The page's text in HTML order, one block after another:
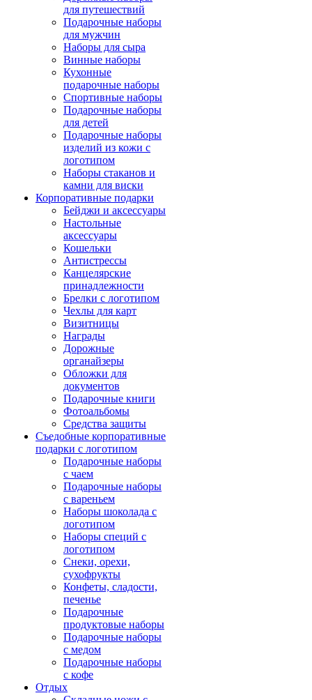
для путешествий
Подарочные наборы
для мужчин
Наборы для сыра
Винные наборы
Кухонные
подарочные наборы
Спортивные наборы
Подарочные наборы
для детей
Подарочные наборы
изделий из кожи с
логотипом
Наборы стаканов и
камни для виски
Корпоративные подарки
Бейджи и аксессуары
Настольные
аксессуары
Кошельки
Антистрессы
Канцелярские
принадлежности
Брелки с логотипом
Чехлы для карт
Визитницы
Награды
Дорожные
органайзеры
Обложки для
документов
Подарочные книги
Фотоальбомы
Средства защиты
Съедобные корпоративные
подарки с логотипом
Подарочные наборы
с чаем
Подарочные наборы
с вареньем
Наборы шоколада с
логотипом
Наборы специй с
логотипом
Снеки, орехи,
сухофрукты
Конфеты, сладости,
печенье
Подарочные
продуктовые наборы
Подарочные наборы
с медом
Подарочные наборы
с кофе
Отдых